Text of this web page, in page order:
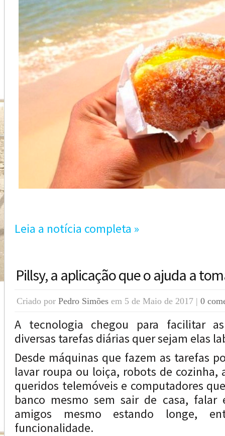
Leia a notícia completa »
Pillsy, a aplicação que o ajuda a
Criado por Pedro Simões em 5 de Maio de 2017 | 0
A tecnologia chegou para facilitar
diversas tarefas diárias quer sejam elas
Desde máquinas que fazem as tarefas
lavar roupa ou loiça, robots de cozinha,
queridos telemóveis e computadores
banco mesmo sem sair de casa,
amigos mesmo estando longe,
funcionalidade.